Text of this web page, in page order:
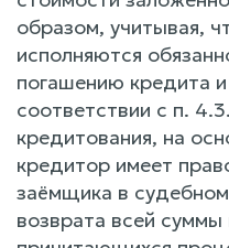
образом, учитывая,
исполняются
погашению кредита
соответствии с п.
кредитования, на
кредитор имеет
заёмщика в
возврата всей